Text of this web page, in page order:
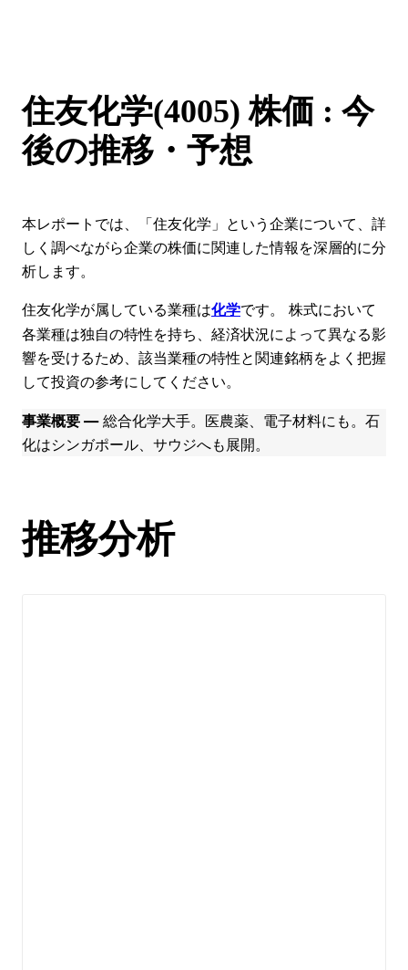
住友化学(4005) 株価 : 今
後の推移・予想
本レポートでは、「住友化学」という企業について、詳
しく調べながら企業の株価に関連した情報を深層的に分
析します。
住友化学が属している業種は化学です。 株式において
各業種は独自の特性を持ち、経済状況によって異なる影
響を受けるため、該当業種の特性と関連銘柄をよく把握
して投資の参考にしてください。
事業概要 ―総合化学大手。医農薬、電子材料にも。石
化はシンガポール、サウジへも展開。
推移分析